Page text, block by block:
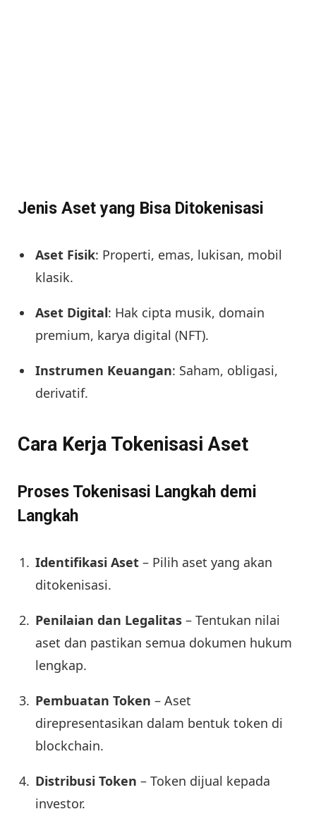
Jenis Aset yang Bisa Ditokenisasi
Aset Fisik: Properti, emas, lukisan, mobil
klasik.
Aset Digital: Hak cipta musik, domain
premium, karya digital (NFT).
Instrumen Keuangan: Saham, obligasi,
derivatif.
Cara Kerja Tokenisasi Aset
Proses Tokenisasi Langkah demi
Langkah
Identifikasi Aset – Pilih aset yang akan
ditokenisasi.
Penilaian dan Legalitas – Tentukan nilai
aset dan pastikan semua dokumen hukum
lengkap.
Pembuatan Token – Aset
direpresentasikan dalam bentuk token di
blockchain.
Distribusi Token – Token dijual kepada
investor.